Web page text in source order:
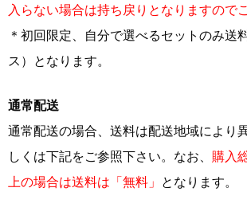
入らない場合は持ち戻りとなりますので
＊初回限定、自分で選べるセットのみ送
ス）となります。
通常配送
通常配送の場合、送料は配送地域により
しくは下記をご参照下さい。なお、 購入
上の場合は送料は「無料」
となります。